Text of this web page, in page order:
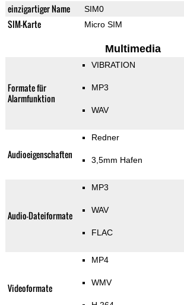
einzigartiger Name SIM0
SIM-Karte Micro SIM
Multimedia
Formate für
Alarmfunktion
VIBRATION
MP3
WAV
Audioeigenschaften
Redner
3,5mm Hafen
Audio-Dateiformate
MP3
WAV
FLAC
Videoformate
MP4
WMV